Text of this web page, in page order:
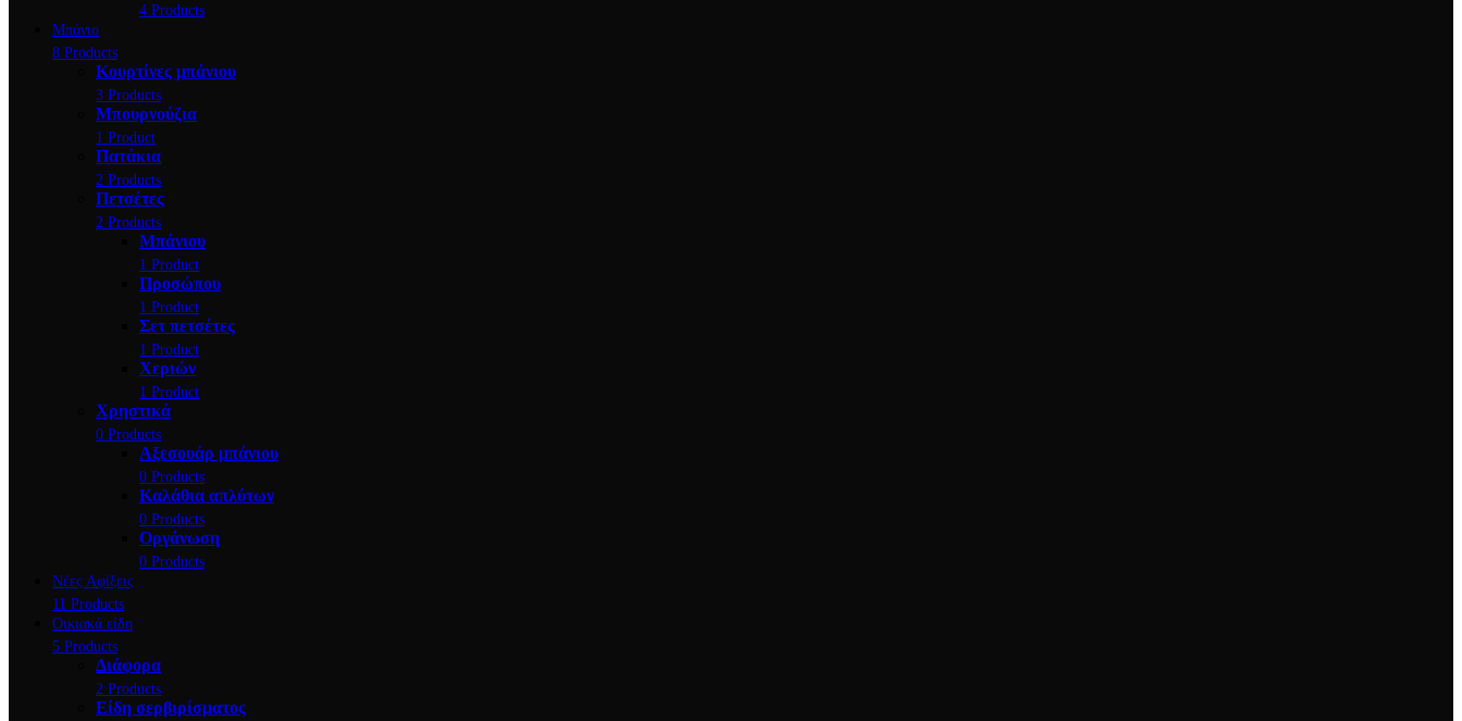
4 Products
Μπάνιο
8 Products
Κουρτίνες μπάνιου
3 Products
Μπουρνούζια
1 Product
Πατάκια
2 Products
Πετσέτες
2 Products
Μπάνιου
1 Product
Προσώπου
1 Product
Σετ πετσέτες
1 Product
Χεριών
1 Product
Χρηστικά
0 Products
Αξεσουάρ μπάνιου
0 Products
Καλάθια απλύτων
0 Products
Οργάνωση
0 Products
Νέες Αφίξεις
11 Products
Οικιακά είδη
5 Products
Διάφορα
2 Products
Είδη σερβιρίσματος